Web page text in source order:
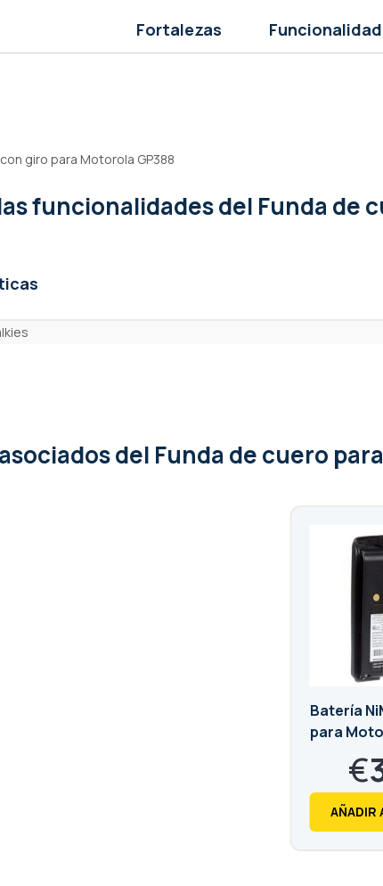
Fortalezas
giro para Motorola GP388
funcionalidadesdel Funda de
del Funda de cuero
Batería
para
GP344R,
GP366R,
GP388
€
€
AÑADIR